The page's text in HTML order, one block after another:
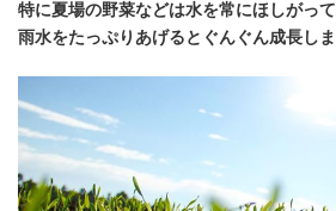
特に夏場の野菜などは水を常にほしがっ
雨水をたっぷりあげるとぐんぐん成長しま